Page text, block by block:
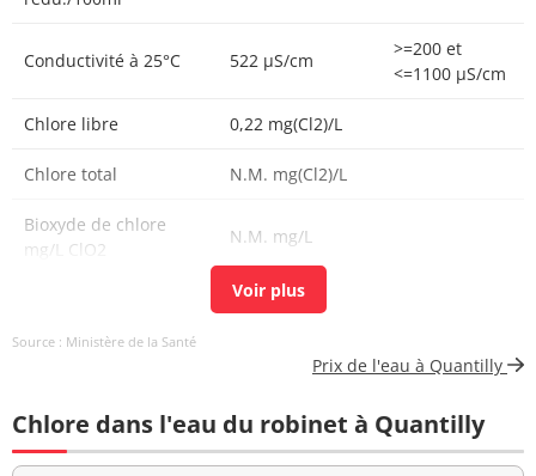
Conductivité à 25°C 522 µS/cm
>=200 et
<=1100 µS/cm
Chlore libre 0,22 mg(Cl2)/L
Chlore total N.M. mg(Cl2)/L
Bioxyde de chlore
mg/L ClO2
N.M. mg/L
<5 mg(Pt)/L
changement
Bactéries coliformes
<1 n/(100mL) <=0 n/(100mL)
Source : Ministère de la Santé
Prix de l'eau à Quantilly
Chlore dans l'eau du robinet à Quantilly